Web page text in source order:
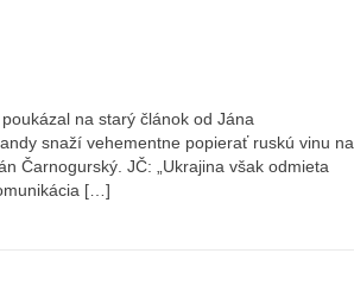
na starý článok od Jána
snaží vehementne popierať ruskú vinu na
Čarnogurský. JČ: „Ukrajina však odmieta
[…]